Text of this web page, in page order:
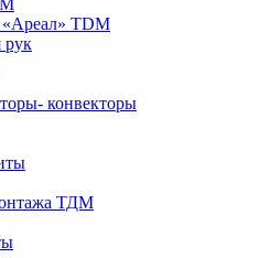
«Ареал» TDM
рук
конвекторы
ТДМ